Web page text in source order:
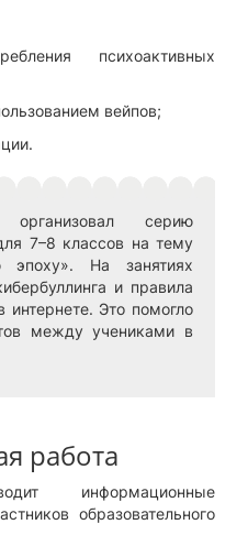
психоактивных
вейпов;
серию
7–8 классов на тему
На занятиях
и правила
интернете. Это помогло
между учениками в
работа
информационные
образовательного